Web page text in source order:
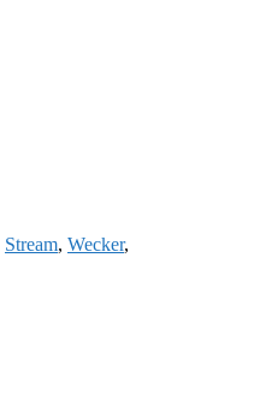
Stream, Wecker,